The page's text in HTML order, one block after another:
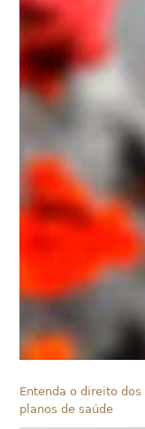
Entenda o direito
planos de saúde